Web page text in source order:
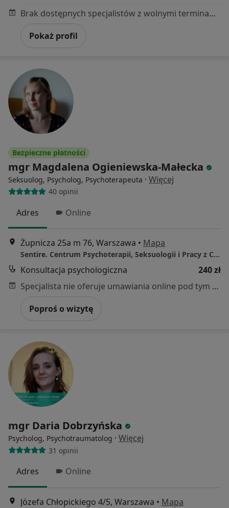
Brak dostępnych specjalistów z wolnymi terminami w tym centrum medycznym.
Pokaż profil
Bezpieczne płatności
mgr Magdalena Ogieniewska-Małecka
Seksuolog, Psycholog, Psychoterapeuta · Więcej
40 opinii
Adres Online
Żupnicza 25a m 76, Warszawa • Mapa
Sentire. Centrum Psychoterapii, Seksuologii i Pracy z Ciałem
Konsultacja psychologiczna
240 zł
Specjalista nie oferuje umawiania online pod tym adresem.
Poproś o wizytę
mgr Daria Dobrzyńska
Psycholog, Psychotraumatolog · Więcej
31 opinii
Adres Online
Józefa Chłopickiego 4/5, Warszawa • Mapa